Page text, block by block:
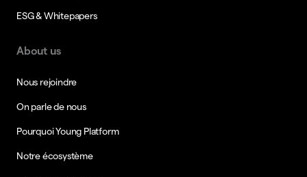
ESG & Whitepapers
About us
Nous rejoindre
On parle de nous
Pourquoi Young Platform
Notre écosystème